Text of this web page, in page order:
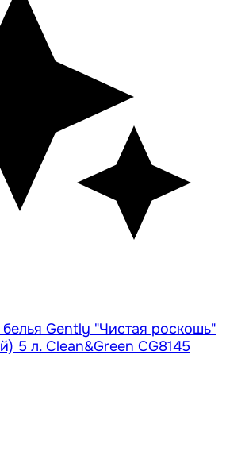
Gently "Чистая роскошь"
5 л. Clean&Green CG8145